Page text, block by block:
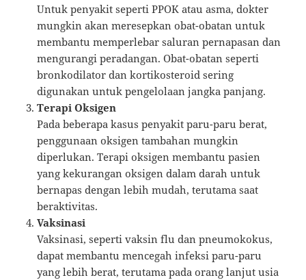
Untuk penyakit seperti PPOK atau asma, dokter
mungkin akan meresepkan obat-obatan untuk
membantu memperlebar saluran pernapasan dan
mengurangi peradangan. Obat-obatan seperti
bronkodilator dan kortikosteroid sering
digunakan untuk pengelolaan jangka panjang.
Terapi Oksigen
Pada beberapa kasus penyakit paru-paru berat,
penggunaan oksigen tambahan mungkin
diperlukan. Terapi oksigen membantu pasien
yang kekurangan oksigen dalam darah untuk
bernapas dengan lebih mudah, terutama saat
beraktivitas.
Vaksinasi
Vaksinasi, seperti vaksin flu dan pneumokokus,
dapat membantu mencegah infeksi paru-paru
yang lebih berat, terutama pada orang lanjut usia